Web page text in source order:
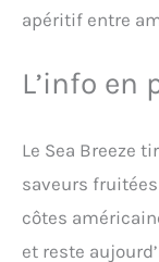
apéritif entre
L’info en
Le Sea Breeze
saveurs
côtes
et reste